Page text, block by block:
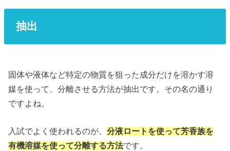
抽出
固体や液体など特定の物質を狙った成分だけを溶かす溶
媒を使って、分離させる方法が抽出です。その名の通り
ですよね。
入試でよく使われるのが、分液ロートを使って芳香族を
有機溶媒を使って分離する方法です。